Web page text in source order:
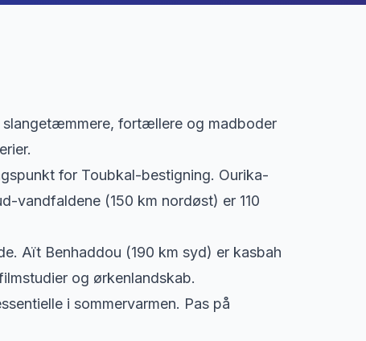
slangetæmmere, fortællere og madboder
for Toubkal-bestigning. Ourika-
vandfaldene (150 km nordøst) er 110
Aït Benhaddou (190 km syd) er kasbah
og ørkenlandskab.
i sommervarmen. Pas på